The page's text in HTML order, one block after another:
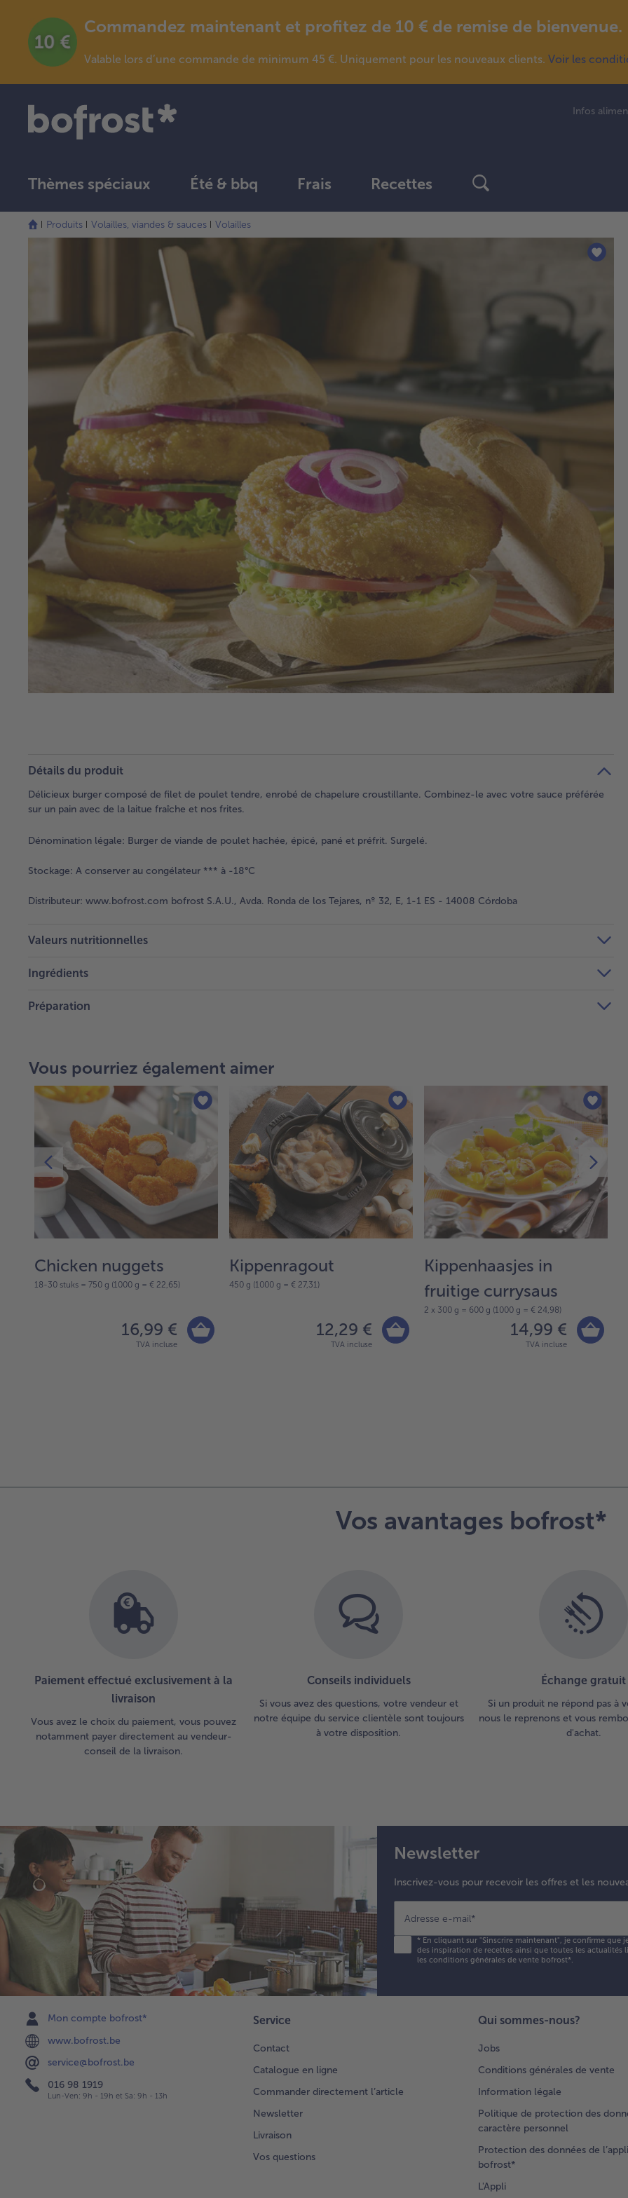
Commandez maintenant et profitez de 10 € de remise de bienvenue.
Valable lors d’une commande de minimum 45 €. Uniquement pour les nouveaux clients. Voir les
Infos
Thèmes spéciaux Été & bbq Frais Recettes
Produits Volailles, viandes & sauces Volailles
Détails du produit
Délicieux burger composé de filet de poulet tendre, enrobé de chapelure croustillante. Combinez-le avec votre sauce préférée
sur un pain avec de la laitue fraîche et nos frites.
Dénomination légale: Burger de viande de poulet hachée, épicé, pané et préfrit. Surgelé.
Stockage: A conserver au congélateur *** à -18°C
Distributeur: www.bofrost.com bofrost S.A.U., Avda. Ronda de los Tejares, nº 32, E, 1-1 ES - 14008 Córdoba
Valeurs nutritionnelles
Ingrédients
Préparation
Vous pourriez également aimer
Chicken nuggets
18-30 stuks = 750 g (1000 g = € 22,65)
16,99 €
TVA incluse
Kippenragout
450 g (1000 g = € 27,31)
12,29 €
TVA incluse
Kippenhaasjes in
fruitige currysaus
2 x 300 g = 600 g (1000 g = € 24,98)
14,99 €
TVA incluse
Vos avantages bofrost*
Paiement effectué exclusivement à la
livraison
Vous avez le choix du paiement, vous pouvez
notamment payer directement au vendeur-
conseil de la livraison.
Conseils individuels
Si vous avez des questions, votre vendeur et
notre équipe du service clientèle sont toujours
à votre disposition.
Échange gratuit
Si un produit ne répond pas à
nous le reprenons et vous
d'achat.
Newsletter
Inscrivez-vous pour recevoir les offres et les
Adresse e-mail*
*En cliquant sur "Sinscrire maintenant", je confirme que
des inspiration de recettes ainsi que toutes les actualités
les conditions générales de vente bofrost*.
Mon compte bofrost*
www.bofrost.be
service@bofrost.be
016 98 1919
Lun-Ven: 9h - 19h et Sa: 9h - 13h
Service
Contact
Catalogue en ligne
Commander directement l’article
Newsletter
Livraison
Vos questions
Qui sommes-nous?
Jobs
Conditions générales de vente
Information légale
Politique de protection des
caractère personnel
Protection des données de
bofrost*
L'Appli